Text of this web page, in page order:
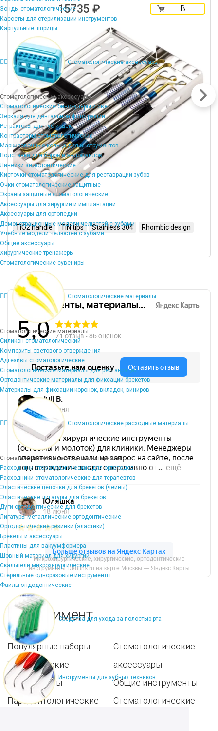
Зонды стоматологические
Кассеты для стерилизации инструментов
Карпульные шприцы
Стоматологические аксессуары
Стоматологические аксессуары
Стоматологические бинокуляры и свет
Зеркала для дентальной фотографии
Ретракторы для губ и щек
Контрастеры стоматологические
Маркировочные кольца для инструментов
Подставки для боров и эндофайлов
Линейки эндодонтические
Кисточки стоматологические для реставрации зубов
Очки стоматологические защитные
Экраны защитные стоматологические
Аксессуары для хирургии и имплантации
Аксессуары для ортопедии
Демонстрационные модели челюстей с зубами
Учебные модели челюстей с зубами
Общие аксессуары
Хирургические тренажеры
Стоматологические сувениры
Стоматологические материалы
Стоматологические материалы
Силикон стоматологический
Композиты светового отверждения
Адгезивы стоматологические
Стоматологические материалы для реставрации
Ортодонтические материалы для фиксации брекетов
Материалы для фиксации коронок, вкладок, виниров
Стоматологические расходные материалы
Стоматологические расходные материалы
Расходники стоматологические для ортопедов
Расходники стоматологические для терапевтов
Эластические цепочки для брекетов (чейны)
Эластические лигатуры для брекетов
Дуги ортодонтические для брекетов
Лигатуры металлические ортодонтические
Ортодонтические резинки (эластики)
Брекеты и аксессуары
Пластины для вакуумформера
Шовный материал для хирургии
Скальпели микрохирургические
Стерильные одноразовые инструменты
Файлы эндодонтические
Средства для ухода за полостью рта
Инструменты для зубных техников
15735 ₽
В
TiO2 handle TiN tips Stainless 304 Rhombic design
Микрохирургические, хирургические, ортодонтические
инструменты Dentins.ru на карте Москвы — Яндекс.Карты
Ассортимент
Популярные наборы
Хирургические
инструменты
Пародонтологические
Стоматологические
аксессуары
Общие инструменты
Стоматологические